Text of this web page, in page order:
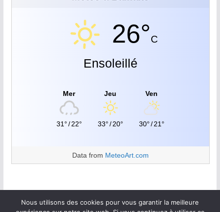
26°C
Ensoleillé
Mer
31°/22°
Jeu
33°/20°
Ven
30°/21°
Data from MeteoArt.com
Nous utilisons des cookies pour vous garantir la meilleure